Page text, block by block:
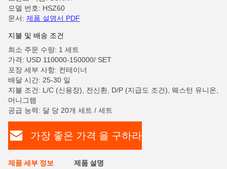
모델 번호: HSZ60
문서: 제품 설명서 PDF
지불 및 배송 조건
최소 주문 수량: 1 세트
가격: USD 110000-150000/ SET
포장 세부 사항: 컨테이너
배달 시간: 25-30 일
지불 조건: L/C (신용장), 전신환, D/P (지급도 조건), 웨스턴 유니온,
머니그램
공급 능력: 달 당 20개 세트 / 세트
가장 좋은 가격 을 구하라
제품 세부 정보 제품 설명